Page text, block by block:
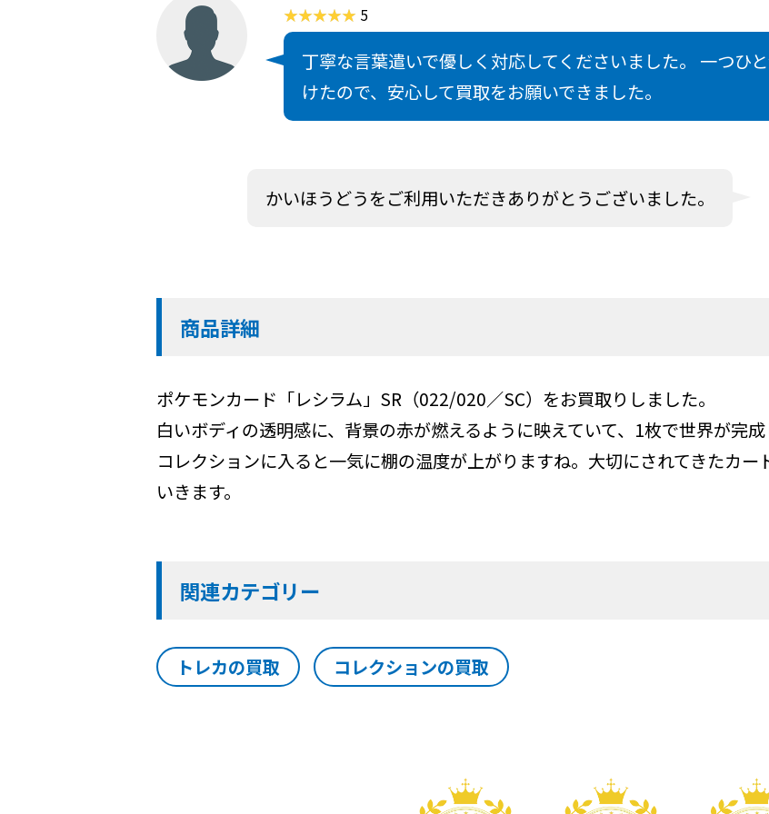
5
丁寧な言葉遣いで優しく対応してくださいました。 一つひ
けたので、安心して買取をお願いできました。
かいほうどうをご利用いただきありがとうございました。
商品詳細
ポケモンカード「レシラム」SR（022/020／SC）をお買取りしました。
白いボディの透明感に、背景の赤が燃えるように映えていて、1枚で世界が完
コレクションに入ると一気に棚の温度が上がりますね。大切にされてきたカ
いきます。
関連カテゴリー
トレカの買取 コレクションの買取